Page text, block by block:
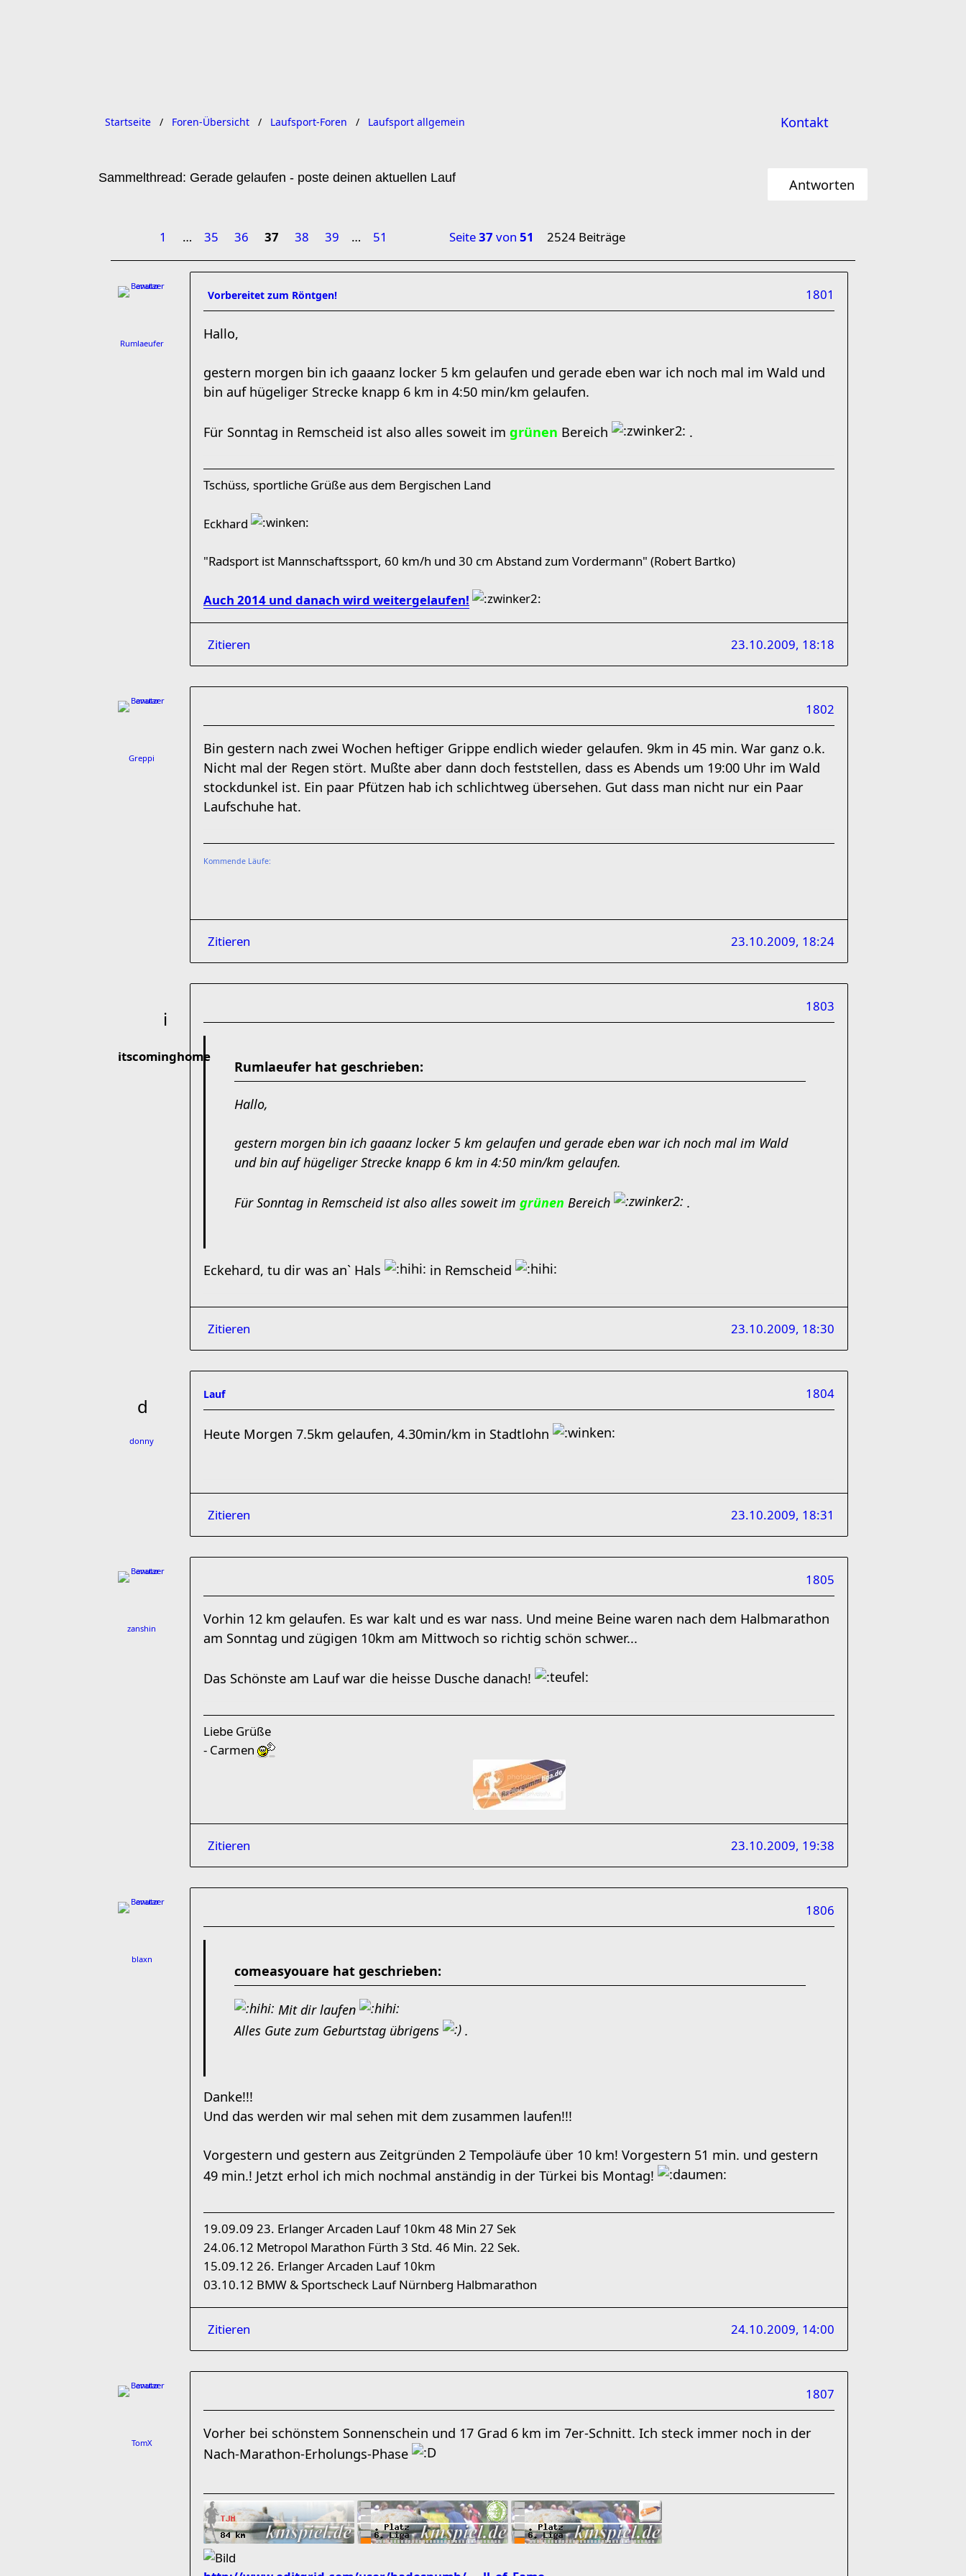
Kontakt
Startseite Foren-Übersicht Laufsport-Foren Laufsport allgemein
Sammelthread: Gerade gelaufen - poste deinen aktuellen Lauf Antworten
1 … 35 36 37 38 39 … 51 Seite37 von 51 2524 Beiträge
Rumlaeufer
Vorbereitet zum Röntgen! 1801
Hallo,
gestern morgen bin ich gaaanz locker 5 km gelaufen und gerade eben war ich noch mal im Wald und
bin auf hügeliger Strecke knapp 6 km in 4:50 min/km gelaufen.
Für Sonntag in Remscheid ist also alles soweit im grünen Bereich .
Tschüss, sportliche Grüße aus dem Bergischen Land
Eckhard
"Radsport ist Mannschaftssport, 60 km/h und 30 cm Abstand zum Vordermann" (Robert Bartko)
Auch 2014 und danach wird weitergelaufen!
Zitieren 23.10.2009, 18:18
Greppi
1802
Bin gestern nach zwei Wochen heftiger Grippe endlich wieder gelaufen. 9km in 45 min. War ganz o.k.
Nicht mal der Regen stört. Mußte aber dann doch feststellen, dass es Abends um 19:00 Uhr im Wald
stockdunkel ist. Ein paar Pfützen hab ich schlichtweg übersehen. Gut dass man nicht nur ein Paar
Laufschuhe hat.
Kommende Läufe:
Zitieren 23.10.2009, 18:24
itscominghome
1803
Rumlaeufer hat geschrieben:
Hallo,
gestern morgen bin ich gaaanz locker 5 km gelaufen und gerade eben war ich noch mal im Wald
und bin auf hügeliger Strecke knapp 6 km in 4:50 min/km gelaufen.
Für Sonntag in Remscheid ist also alles soweit im grünen Bereich .
Eckehard, tu dir was an` Hals in Remscheid
Zitieren 23.10.2009, 18:30
donny
Lauf 1804
Heute Morgen 7.5km gelaufen, 4.30min/km in Stadtlohn
Zitieren 23.10.2009, 18:31
zanshin
1805
Vorhin 12 km gelaufen. Es war kalt und es war nass. Und meine Beine waren nach dem Halbmarathon
am Sonntag und zügigen 10km am Mittwoch so richtig schön schwer...
Das Schönste am Lauf war die heisse Dusche danach!
Liebe Grüße
- Carmen
Zitieren 23.10.2009, 19:38
blaxn
1806
comeasyouare hat geschrieben:
Mit dir laufen
Alles Gute zum Geburtstag übrigens
.
Danke!!!
Und das werden wir mal sehen mit dem zusammen laufen!!!
Vorgestern und gestern aus Zeitgründen 2 Tempoläufe über 10 km! Vorgestern 51 min. und gestern
49 min.! Jetzt erhol ich mich nochmal anständig in der Türkei bis Montag!
19.09.09 23. Erlanger Arcaden Lauf 10km 48 Min 27 Sek
24.06.12 Metropol Marathon Fürth 3 Std. 46 Min. 22 Sek.
15.09.12 26. Erlanger Arcaden Lauf 10km
03.10.12 BMW & Sportscheck Lauf Nürnberg Halbmarathon
Zitieren 24.10.2009, 14:00
TomX
1807
Vorher bei schönstem Sonnenschein und 17 Grad 6 km im 7er-Schnitt. Ich steck immer noch in der
Nach-Marathon-Erholungs-Phase